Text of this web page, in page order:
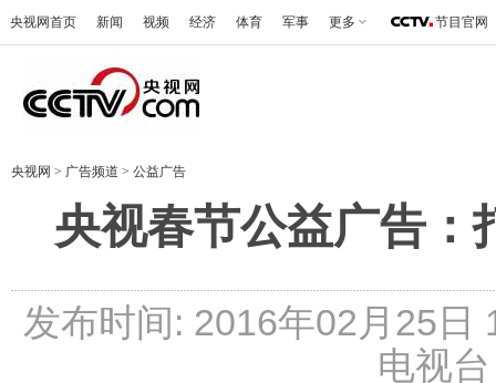
央视网首页 新闻 视频 经济 体育 军事 更多 节目官网
央视网 > 广告频道 > 公益广告
央视春节公益广告：
发布时间: 2016年02月25日
电视